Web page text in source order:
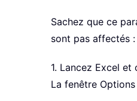
Sachez que ce
sont pas affectés
1. Lancez Excel et
La fenêtre